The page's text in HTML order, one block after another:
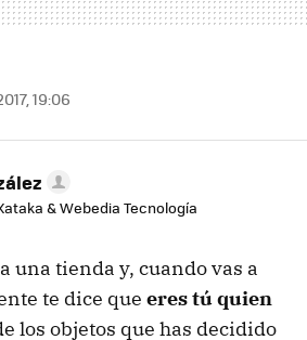
19:06
& Webedia Tecnología
una tienda y, cuando vas a
te dice que eres tú quien
los objetos que has decidido